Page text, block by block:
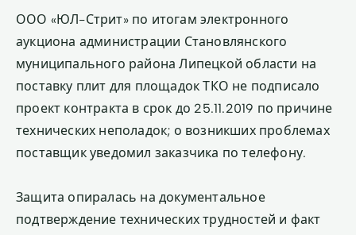
ООО «ЮЛ-Стрит» по итогам электронного
аукциона администрации Становлянского
муниципального района Липецкой области на
поставку плит для площадок ТКО не подписало
проект контракта в срок до 25.11.2019 по причине
технических неполадок; о возникших проблемах
поставщик уведомил заказчика по телефону.
Защита опиралась на документальное
подтверждение технических трудностей и факт